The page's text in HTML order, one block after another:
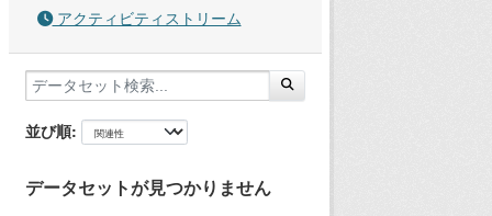
アクティビティストリーム
並び順
データセットが見つかりません